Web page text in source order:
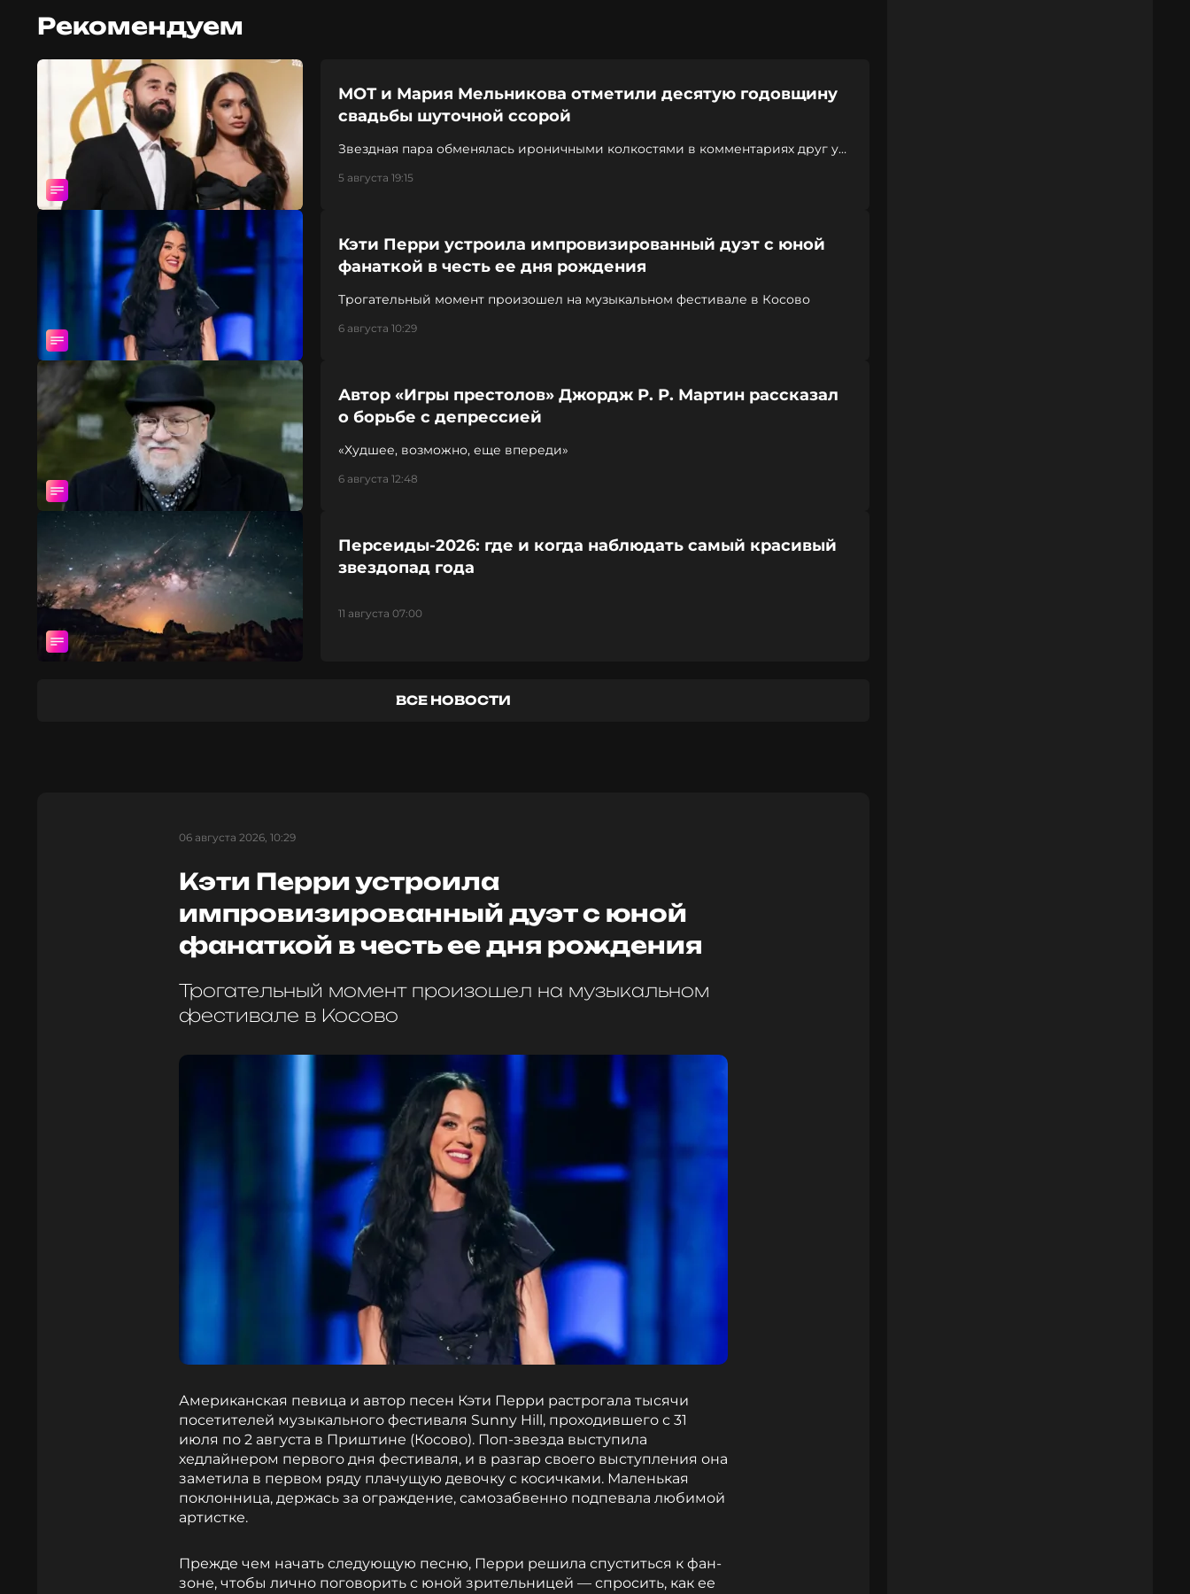
Рекомендуем
МОТ и Мария Мельникова отметили десятую годовщину
свадьбы шуточной ссорой
Звездная пара обменялась ироничными колкостями в комментариях друг у
5 августа 19:15
Кэти Перри устроила импровизированный дуэт с юной
фанаткой в честь ее дня рождения
Трогательный момент произошел на музыкальном фестивале в Косово
6 августа 10:29
Автор «Игры престолов» Джордж Р. Р. Мартин рассказал
о борьбе с депрессией
«Худшее, возможно, еще впереди»
6 августа 12:48
Персеиды-2026: где и когда наблюдать самый красивый
звездопад года
11 августа 07:00
ВСЕ НОВОСТИ
06 августа 2026, 10:29
Кэти Перри устроила
импровизированный дуэт с юной
фанаткой в честь ее дня рождения
Трогательный момент произошел на музыкальном
фестивале в Косово
Американская певица и автор песен Кэти Перри растрогала тысячи
посетителей музыкального фестиваля Sunny Hill, проходившего с 31
июля по 2 августа в Приштине (Косово). Поп-звезда выступила
хедлайнером первого дня фестиваля, и в разгар своего выступления она
заметила в первом ряду плачущую девочку с косичками. Маленькая
поклонница, держась за ограждение, самозабвенно подпевала любимой
артистке.
Прежде чем начать следующую песню, Перри решила спуститься к фан-
зоне, чтобы лично поговорить с юной зрительницей — спросить, как ее